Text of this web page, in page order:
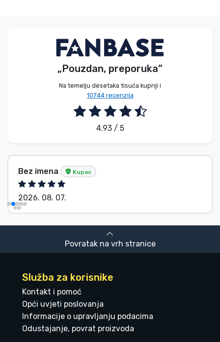
„Pouzdan, preporuka”
Na temelju desetaka tisuća kupnji i
10744 recenzija
4.93 / 5
Bez imena Kupac
2026. 08. 07.
Povratak na vrh stranice
Služba za korisnike
Kontakt i pomoć
Opći uvjeti poslovanja
Informacije o upravljanju podacima
Odustajanje, povrat proizvoda